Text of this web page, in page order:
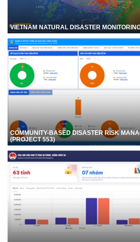
VIETNAM NATURAL DISASTER
COMMUNITY-BASED DISASTER RISK
(PROJECT 553)